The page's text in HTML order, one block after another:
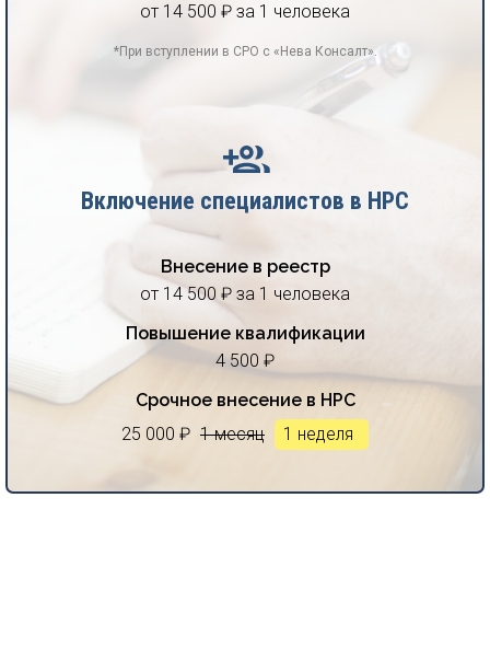
от 14 500 ₽ за 1 человека
*При вступлении в СРО с «Нева Консалт».
Включение специалистов в НРС
Внесение в реестр
от 14 500 ₽ за 1 человека
Повышение квалификации
4 500 ₽
Срочное внесение в НРС
25 000 ₽ 1 месяц 1 неделя